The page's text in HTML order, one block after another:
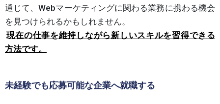
通じて、Webマーケティングに関わる業務に携わる機会
を見つけられるかもしれません。
現在の仕事を維持しながら新しいスキルを習得できる
方法です。
未経験でも応募可能な企業へ就職する